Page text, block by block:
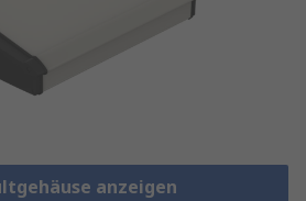
anzeigen